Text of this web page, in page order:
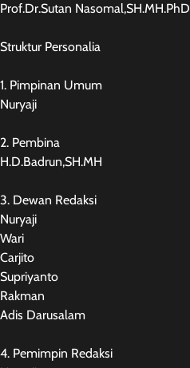
Prof.Dr.Sutan Nasomal,SH.MH.PhD
Struktur Personalia
1. Pimpinan Umum
Nuryaji
2. Pembina
H.D.Badrun,SH.MH
3. Dewan Redaksi
Nuryaji
Wari
Carjito
Supriyanto
Rakman
Adis Darusalam
4. Pemimpin Redaksi